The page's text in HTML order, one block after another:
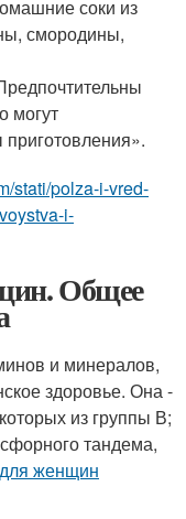
соки из
смородины,
могут
приготовления».
stati/polza-i-vred-
i-
Общее
и минералов,
здоровье. Она -
из группы В;
тандема,
женщин